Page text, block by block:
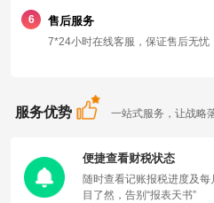
售后服务
6
7*24小时在线客服，保证售后无忧
服务优势 一站式服务，让战略
便捷查看财税状态
随时查看记账报税进度及
目了然，告别“报表天书”